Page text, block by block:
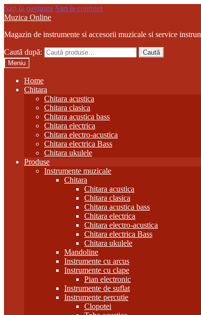
Sari la navigare Sari la conținut
Muzica Online
Magazin de instrumente si accesorii muzicale si service
Caută după:
Caută
Meniu
Home
Chitara
Chitara acustica
Chitara clasica
Chitara acustica bass
Chitara electrica
Chitara electro-acustica
Chitara electrica Bass
Chitara ukulele
Produse
Instrumente muzicale
Chitara
Chitara acustica
Chitara clasica
Chitara acustica bass
Chitara electrica
Chitara electro-acustica
Chitara electrica Bass
Chitara ukulele
Mandoline
Instrumente cu arcus
Instrumente cu clape
Pian electronic
Instrumente de suflat
Instrumente percutie
Clopotei